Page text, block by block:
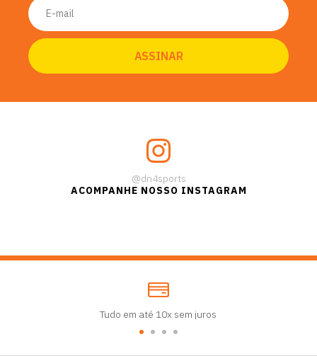
@dn4sports
ACOMPANHE NOSSO INSTAGRAM
Tudo em até 10x sem juros